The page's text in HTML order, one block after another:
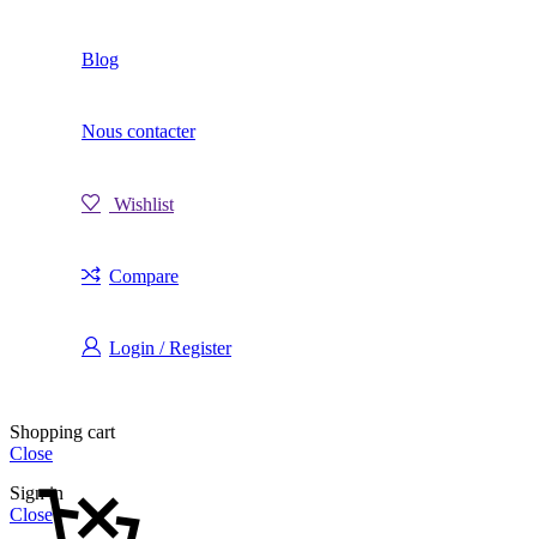
Blog
Nous contacter
Wishlist
Compare
Login / Register
Shopping cart
Close
Sign in
Close